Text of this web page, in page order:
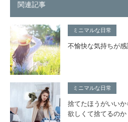
関連記事
ミニマルな日常
不愉快な気持ちが感
ミニマルな日常
捨てたほうがいい
欲しくて捨てるのか